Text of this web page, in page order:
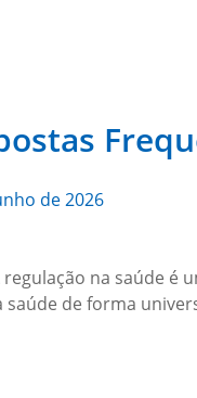
de 2026
regulação na saúde
de forma